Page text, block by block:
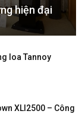
hiện đại
loa Tannoy
XLI2500 – Công